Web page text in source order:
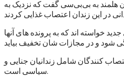
هلمند به بی‌بی‌سی گفت که نزدیک به
خواسته اند که به پرونده های آنها
کنندگان شامل زندانیان جنایی و
سیاسی است.